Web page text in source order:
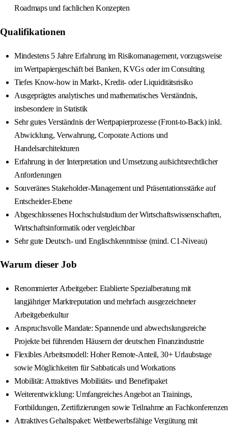
Roadmaps und fachlichen Konzepten
Qualifikationen
Mindestens 5 Jahre Erfahrung im Risikomanagement, vorzugsweise
im Wertpapiergeschäft bei Banken, KVGs oder im Consulting
Tiefes Know-how in Markt-, Kredit- oder Liquiditätsrisiko
Ausgeprägtes analytisches und mathematisches Verständnis,
insbesondere in Statistik
Sehr gutes Verständnis der Wertpapierprozesse (Front-to-Back) inkl.
Abwicklung, Verwahrung, Corporate Actions und
Handelsarchitekturen
Erfahrung in der Interpretation und Umsetzung aufsichtsrechtlicher
Anforderungen
Souveränes Stakeholder-Management und Präsentationsstärke auf
Entscheider-Ebene
Abgeschlossenes Hochschulstudium der Wirtschaftswissenschaften,
Wirtschaftsinformatik oder vergleichbar
Sehr gute Deutsch- und Englischkenntnisse (mind. C1-Niveau)
Warum dieser Job
Renommierter Arbeitgeber: Etablierte Spezialberatung mit
langjähriger Marktreputation und mehrfach ausgezeichneter
Arbeitgeberkultur
Anspruchsvolle Mandate: Spannende und abwechslungsreiche
Projekte bei führenden Häusern der deutschen Finanzindustrie
Flexibles Arbeitsmodell: Hoher Remote-Anteil, 30+ Urlaubstage
sowie Möglichkeiten für Sabbaticals und Workations
Mobilität: Attraktives Mobilitäts- und Benefitpaket
Weiterentwicklung: Umfangreiches Angebot an Trainings,
Fortbildungen, Zertifizierungen sowie Teilnahme an Fachkonferenzen
Attraktives Gehaltspaket: Wettbewerbsfähige Vergütung mit